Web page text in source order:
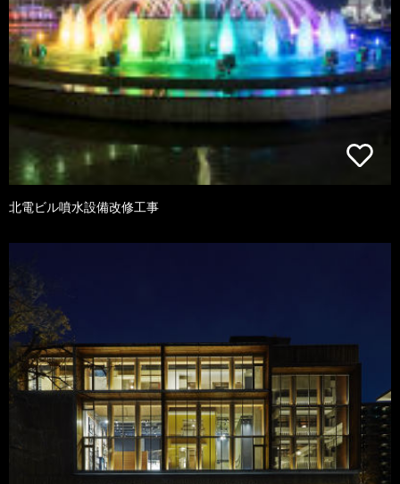
北電ビル噴水設備改修工事